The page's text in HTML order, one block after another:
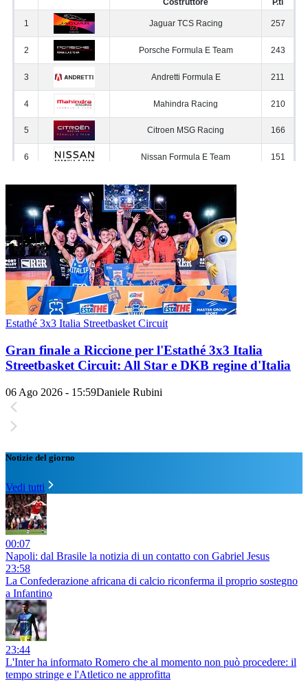
Estathé 3x3 Italia Streetbasket Circuit
Gran finale a Riccione per l'Estathé 3x3 Italia
Streetbasket Circuit: All Star e DKB regine d'Italia
06 Ago 2026 - 15:59Daniele Rubini
Notizie del giorno
Vedi tutti
00:07
Napoli: dal Brasile la notizia di un contatto con Gabriel Jesus
23:58
La Confederazione africana di calcio riconferma il proprio sostegno
a Infantino
23:44
L'Inter ha informato Romero che al momento non può procedere: il
tempo stringe e l'Atletico ne approfitta